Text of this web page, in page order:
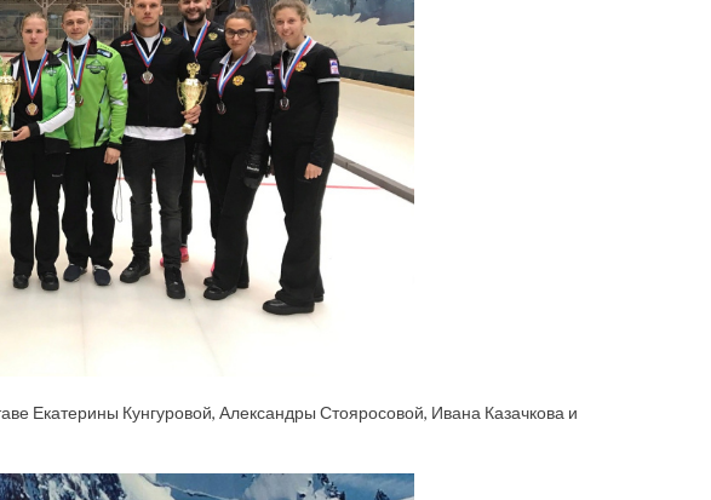
Екатерины Кунгуровой, Александры Стояросовой, Ивана Казачкова и